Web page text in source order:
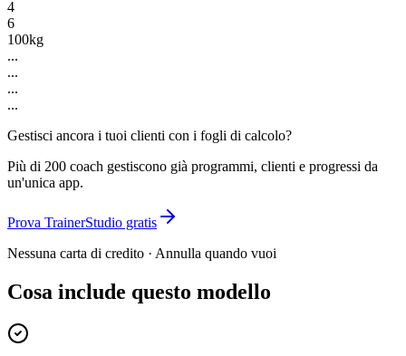
4
6
100kg
...
...
...
...
Gestisci ancora i tuoi clienti con i fogli di calcolo?
Più di 200 coach gestiscono già programmi, clienti e progressi da
un'unica app.
Prova TrainerStudio gratis
Nessuna carta di credito · Annulla quando vuoi
Cosa include questo modello